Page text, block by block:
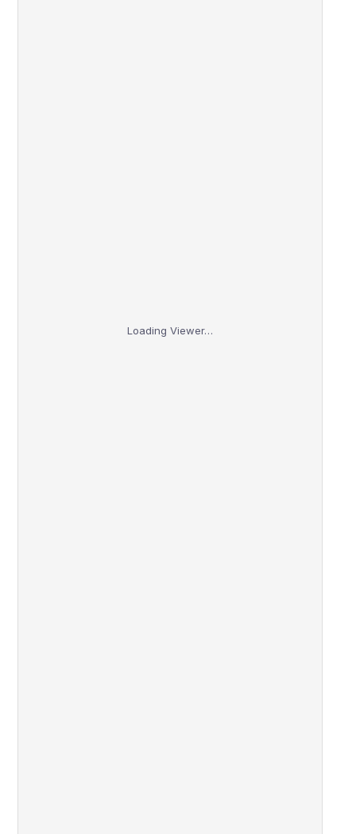
Loading Viewer…